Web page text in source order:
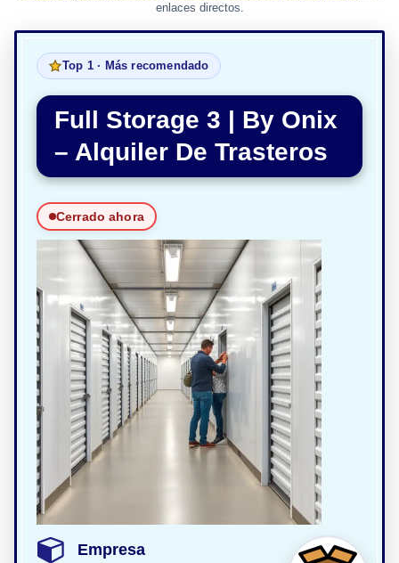
enlaces directos.
Top 1 · Más recomendado
Full Storage 3 | By Onix
– Alquiler De Trasteros
Cerrado ahora
Empresa